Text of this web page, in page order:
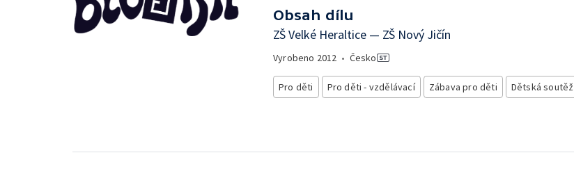
Obsah dílu
ZŠ Velké Heraltice — ZŠ Nový Jičín
Vyrobeno 2012 • Česko
Pro děti Pro děti - vzdělávací Zábava pro děti Dětská soutěž